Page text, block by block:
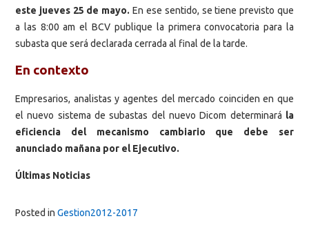
este jueves 25 de mayo. En ese sentido, se tiene previsto que
a las 8:00 am el BCV publique la primera convocatoria para la
subasta que será declarada cerrada al final de la tarde.
En contexto
Empresarios, analistas y agentes del mercado coinciden en que
el nuevo sistema de subastas del nuevo Dicom determinará la
eficiencia del mecanismo cambiario que debe ser
anunciado mañana por el Ejecutivo.
Últimas Noticias
Posted in Gestion2012-2017